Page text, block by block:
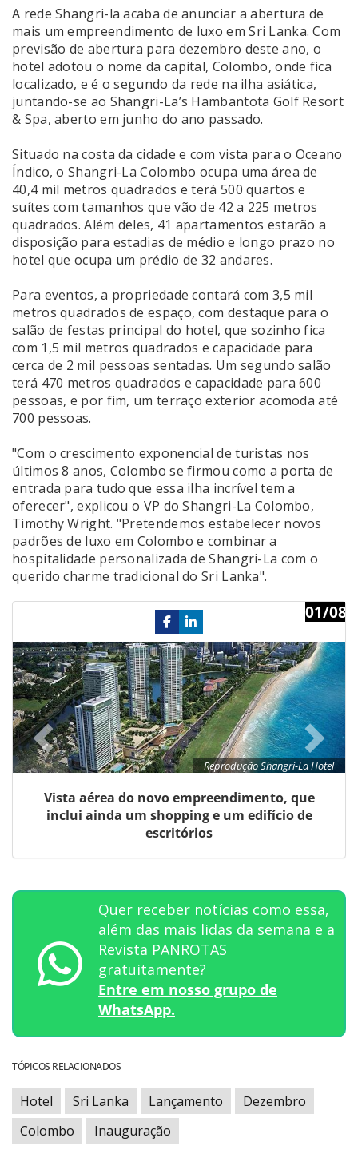
A rede Shangri-la acaba de anunciar a abertura de
mais um empreendimento de luxo em Sri Lanka. Com
previsão de abertura para dezembro deste ano, o
hotel adotou o nome da capital, Colombo, onde fica
localizado, e é o segundo da rede na ilha asiática,
juntando-se ao Shangri-La’s Hambantota Golf Resort
& Spa, aberto em junho do ano passado.
Situado na costa da cidade e com vista para o Oceano
Índico, o Shangri-La Colombo ocupa uma área de
40,4 mil metros quadrados e terá 500 quartos e
suítes com tamanhos que vão de 42 a 225 metros
quadrados. Além deles, 41 apartamentos estarão a
disposição para estadias de médio e longo prazo no
hotel que ocupa um prédio de 32 andares.
Para eventos, a propriedade contará com 3,5 mil
metros quadrados de espaço, com destaque para o
salão de festas principal do hotel, que sozinho fica
com 1,5 mil metros quadrados e capacidade para
cerca de 2 mil pessoas sentadas. Um segundo salão
terá 470 metros quadrados e capacidade para 600
pessoas, e por fim, um terraço exterior acomoda até
700 pessoas.
"Com o crescimento exponencial de turistas nos
últimos 8 anos, Colombo se firmou como a porta de
entrada para tudo que essa ilha incrível tem a
oferecer", explicou o VP do Shangri-La Colombo,
Timothy Wright. "Pretendemos estabelecer novos
padrões de luxo em Colombo e combinar a
hospitalidade personalizada de Shangri-La com o
querido charme tradicional do Sri Lanka".
Reprodução Shangri-La Hotel
01/08
Vista aérea do novo empreendimento, que
inclui ainda um shopping e um edifício de
escritórios
Previous
Quer receber notícias como essa,
além das mais lidas da semana e a
Revista PANROTAS
gratuitamente?
Entre em nosso grupo de
WhatsApp.
TÓPICOS RELACIONADOS
Hotel Sri Lanka Lançamento
Dezembro
Colombo
Inauguração